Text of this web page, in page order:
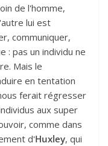
de l'homme,
lui est
communiquer,
: pas un individu ne
Mais le
en tentation
ferait régresser
aux super
comme dans
d'Huxley, qui